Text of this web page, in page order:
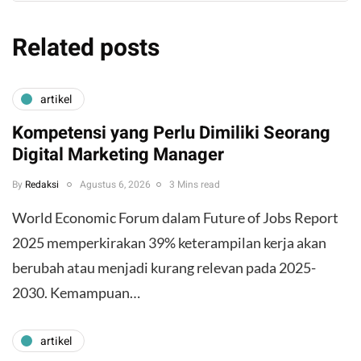
Related posts
artikel
Kompetensi yang Perlu Dimiliki Seorang
Digital Marketing Manager
By Redaksi Agustus 6, 2026 3 Mins read
World Economic Forum dalam Future of Jobs Report
2025 memperkirakan 39% keterampilan kerja akan
berubah atau menjadi kurang relevan pada 2025-
2030. Kemampuan…
artikel